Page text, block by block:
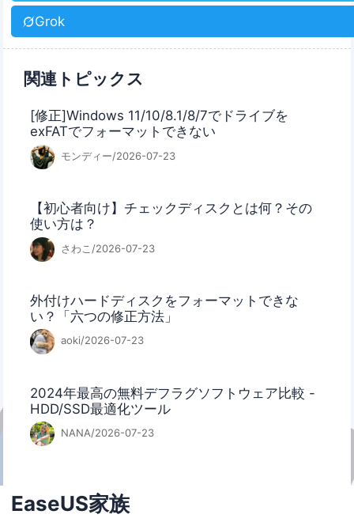
Grok
関連トピックス
[修正]Windows 11/10/8.1/8/7でドライブを
exFATでフォーマットできない
モンディー/2026-07-23
【初心者向け】チェックディスクとは何？その
使い方は？
さわこ/2026-07-23
外付けハードディスクをフォーマットできな
い？「六つの修正方法」
aoki/2026-07-23
2024年最高の無料デフラグソフトウェア比較 -
HDD/SSD最適化ツール
NANA/2026-07-23
EaseUS家族